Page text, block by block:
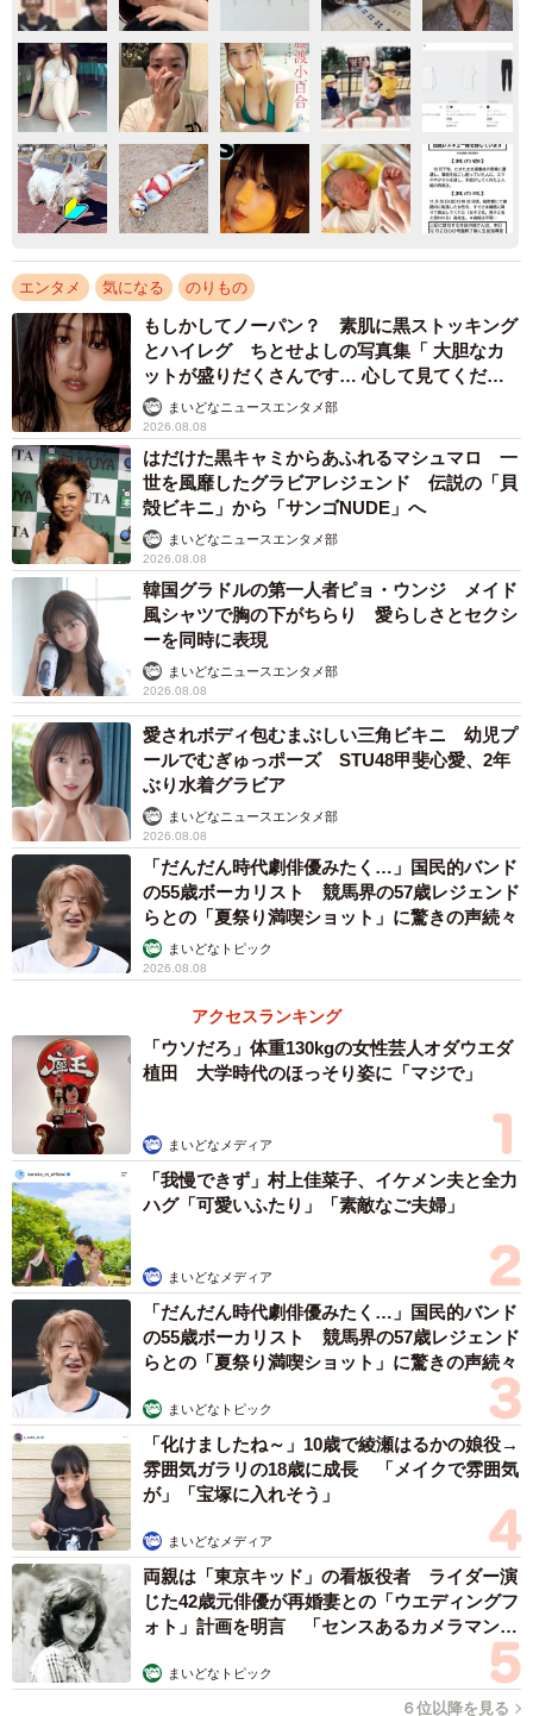
エンタメ 気になる のりもの
もしかしてノーパン？ 素肌に黒ストッキング
とハイレグ ちとせよしの写真集「 大胆なカ
ットが盛りだくさんです… 心して見てくださ
い」まいどなニュースエンタメ部
2026.08.08
はだけた黒キャミからあふれるマシュマロ 一
世を風靡したグラビアレジェンド 伝説の「貝
殻ビキニ」から「サンゴNUDE」へ
まいどなニュースエンタメ部
2026.08.08
韓国グラドルの第一人者ピョ・ウンジ メイド
風シャツで胸の下がちらり 愛らしさとセクシ
ーを同時に表現
まいどなニュースエンタメ部
2026.08.08
愛されボディ包むまぶしい三角ビキニ 幼児プ
ールでむぎゅっポーズ STU48甲斐心愛、2年
ぶり水着グラビア
まいどなニュースエンタメ部
2026.08.08
「だんだん時代劇俳優みたく…」国民的バンド
の55歳ボーカリスト 競馬界の57歳レジェンド
らとの「夏祭り満喫ショット」に驚きの声続々
まいどなトピック
2026.08.08
アクセスランキング
「ウソだろ」体重130kgの女性芸人オダウエダ
植田 大学時代のほっそり姿に「マジで」
まいどなメディア
「我慢できず」村上佳菜子、イケメン夫と全力
ハグ「可愛いふたり」「素敵なご夫婦」
まいどなメディア
「だんだん時代劇俳優みたく…」国民的バンド
の55歳ボーカリスト 競馬界の57歳レジェンド
らとの「夏祭り満喫ショット」に驚きの声続々
まいどなトピック
「化けましたね～」10歳で綾瀬はるかの娘役→
雰囲気ガラリの18歳に成長 「メイクで雰囲気
が」「宝塚に入れそう」
まいどなメディア
両親は「東京キッド」の看板役者 ライダー演
じた42歳元俳優が再婚妻との「ウエディングフ
ォト」計画を明言 「センスあるカメラマン求
まいどなトピック
６位以降を見る